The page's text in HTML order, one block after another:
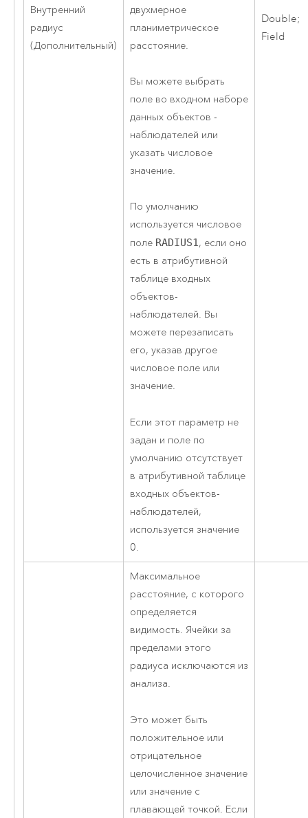
Внутренний
радиус
(Дополнительный)
двухмерное
планиметрическое
расстояние.
Вы можете выбрать
поле во входном наборе
данных объектов -
наблюдателей или
указать числовое
значение.
По умолчанию
используется числовое
поле RADIUS1, если оно
есть в атрибутивной
таблице входных
объектов-
наблюдателей. Вы
можете перезаписать
его, указав другое
числовое поле или
значение.
Если этот параметр не
задан и поле по
умолчанию отсутствует
в атрибутивной таблице
входных объектов-
наблюдателей,
используется значение
0.
Double;
Field
Максимальное
расстояние, с которого
определяется
видимость. Ячейки за
пределами этого
радиуса исключаются из
анализа.
Это может быть
положительное или
отрицательное
целочисленное значение
или значение с
плавающей точкой. Если